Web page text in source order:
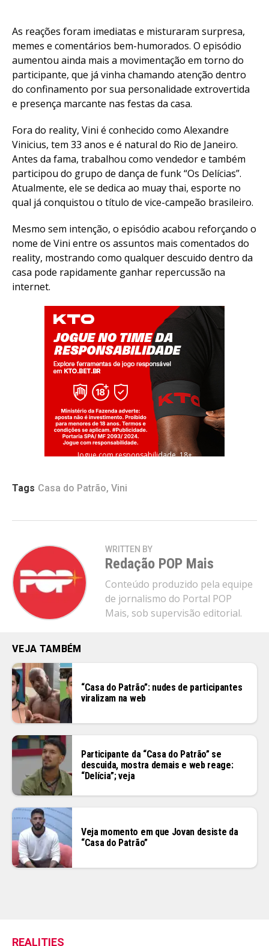
As reações foram imediatas e misturaram surpresa,
memes e comentários bem-humorados. O episódio
aumentou ainda mais a movimentação em torno do
participante, que já vinha chamando atenção dentro
do confinamento por sua personalidade extrovertida
e presença marcante nas festas da casa.
Fora do reality, Vini é conhecido como Alexandre
Vinicius, tem 33 anos e é natural do Rio de Janeiro.
Antes da fama, trabalhou como vendedor e também
participou do grupo de dança de funk “Os Delícias”.
Atualmente, ele se dedica ao muay thai, esporte no
qual já conquistou o título de vice-campeão brasileiro.
Mesmo sem intenção, o episódio acabou reforçando o
nome de Vini entre os assuntos mais comentados do
reality, mostrando como qualquer descuido dentro da
casa pode rapidamente ganhar repercussão na
internet.
Jogue com responsabilidade. 18+
Tags Casa do Patrão, Vini
WRITTEN BY
Redação POP Mais
Conteúdo produzido pela equipe
de jornalismo do Portal POP
Mais, sob supervisão editorial.
VEJA TAMBÉM
“Casa do Patrão”: nudes de participantes
viralizam na web
Participante da “Casa do Patrão” se
descuida, mostra demais e web reage:
“Delícia”; veja
Veja momento em que Jovan desiste da
“Casa do Patrão”
REALITIES